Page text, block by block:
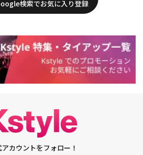
検索でお気に入り登録
アカウントをフォロー！